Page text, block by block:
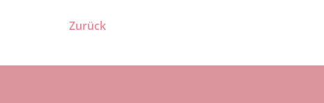
Zurück